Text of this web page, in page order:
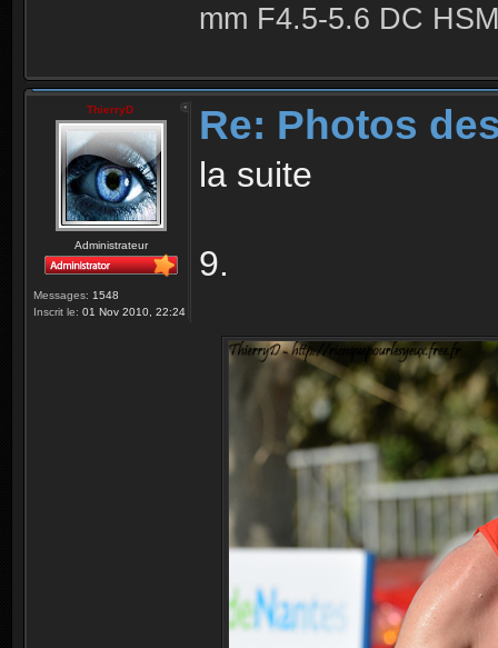
mm F4.5-5.6 DC
ThierryD
Administrateur
Messages: 1548
Inscrit le: 01 Nov 2010, 22:24
Re: Photos
la suite
9.